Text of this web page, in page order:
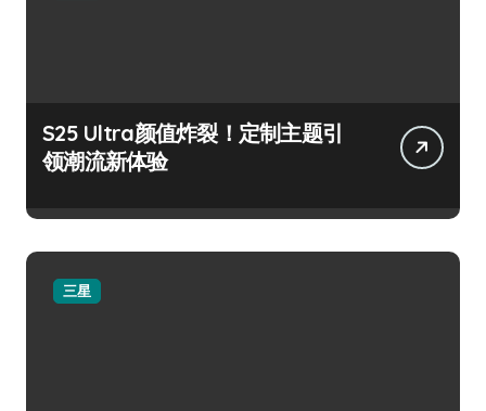
S25 Ultra颜值炸裂！定制主题引
领潮流新体验
三星